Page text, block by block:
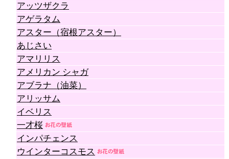
アッツザクラ
アゲラタム
アスター（宿根アスター）
あじさい
アマリリス
アメリカン シャガ
アブラナ（油菜）
アリッサム
イベリス
一才桜
インパチェンス
ウインターコスモス